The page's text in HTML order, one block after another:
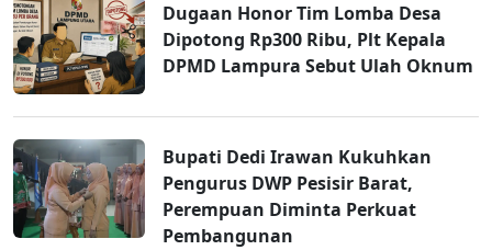
Dugaan Honor Tim Lomba Desa
Dipotong Rp300 Ribu, Plt Kepala
DPMD Lampura Sebut Ulah Oknum
Bupati Dedi Irawan Kukuhkan
Pengurus DWP Pesisir Barat,
Perempuan Diminta Perkuat
Pembangunan